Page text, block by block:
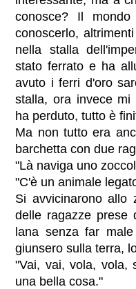
conosce? Il
conoscerlo,
nella stalla
stato ferrato e ha
avuto i ferri d'oro
stalla, ora invece
ha perduto, tutto è
Ma non tutto era
barchetta con due
"Là naviga uno
"C'è un animale
Si avvicinarono allo
delle ragazze
lana senza far
giunsero sulla terra,
"Vai, vai, vola, vola,
una bella cosa."